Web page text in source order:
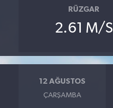
RÜZGAR
2.61 M/S
12 AĞUSTOS
ÇARŞAMBA